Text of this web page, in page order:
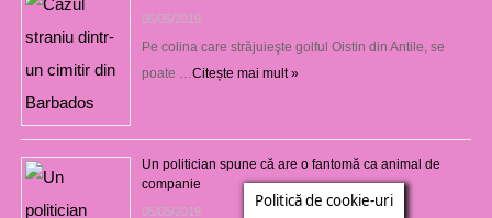
06/05/2019
Pe colina care străjuieşte golful Oistin din Antile, se
poate … Citește mai mult »
Un politician spune că are o fantomă ca animal de
companie
05/05/2019
Politică de cookie-uri